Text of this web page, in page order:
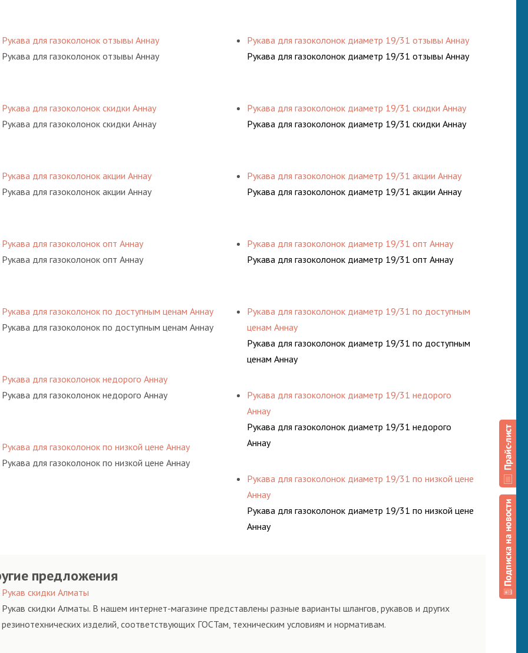
Рукава для газоколонок отзывы Аннау
Рукава для газоколонок отзывы Аннау
Рукава для газоколонок скидки Аннау
Рукава для газоколонок скидки Аннау
Рукава для газоколонок акции Аннау
Рукава для газоколонок акции Аннау
Рукава для газоколонок опт Аннау
Рукава для газоколонок опт Аннау
Рукава для газоколонок по доступным ценам Аннау
Рукава для газоколонок по доступным ценам Аннау
Рукава для газоколонок недорого Аннау
Рукава для газоколонок недорого Аннау
Рукава для газоколонок по низкой цене Аннау
Рукава для газоколонок по низкой цене Аннау
Рукава для газоколонок диаметр 19/31 отзывы Аннау
Рукава для газоколонок диаметр 19/31 отзывы Аннау
Рукава для газоколонок диаметр 19/31 скидки Аннау
Рукава для газоколонок диаметр 19/31 скидки Аннау
Рукава для газоколонок диаметр 19/31 акции Аннау
Рукава для газоколонок диаметр 19/31 акции Аннау
Рукава для газоколонок диаметр 19/31 опт Аннау
Рукава для газоколонок диаметр 19/31 опт Аннау
Рукава для газоколонок диаметр 19/31 по доступным
ценам Аннау
Рукава для газоколонок диаметр 19/31 по доступным
ценам Аннау
Рукава для газоколонок диаметр 19/31 недорого
Аннау
Рукава для газоколонок диаметр 19/31 недорого
Аннау
Рукава для газоколонок диаметр 19/31 по низкой цене
Аннау
Рукава для газоколонок диаметр 19/31 по низкой цене
Аннау
предложения
Рукав скидки Алматы
Рукав скидки Алматы. В нашем интернет-магазине представлены разные варианты шлангов, рукавов и других
резинотехнических изделий, соответствующих ГОСТам, техническим условиям и нормативам.